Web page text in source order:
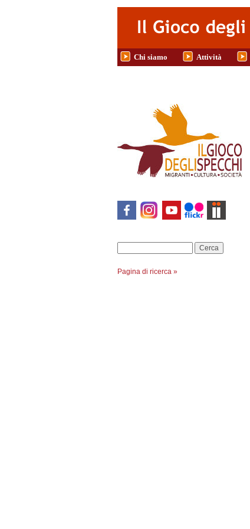
Chi siamo Attività
Pagina di ricerca »